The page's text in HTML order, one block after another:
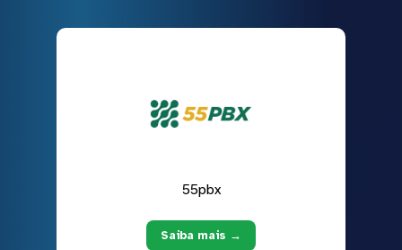
55pbx
Saiba mais →